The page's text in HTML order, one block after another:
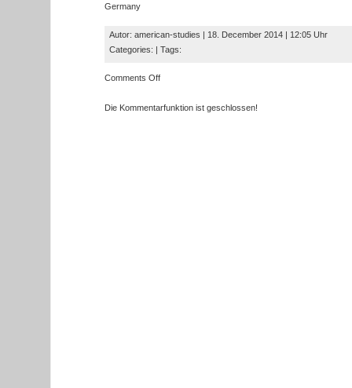
Germany
Autor: american-studies | 18. December 2014 | 12:05 Uhr
Categories: | Tags:
Comments Offon
Die Kommentarfunktion ist geschlossen!